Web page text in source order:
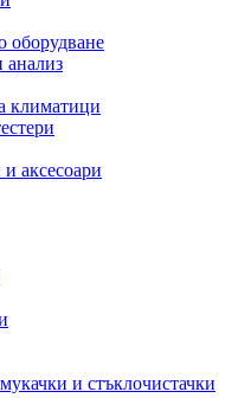
оборудване
анализ
климатици
аксесоари
и стъклочистачки